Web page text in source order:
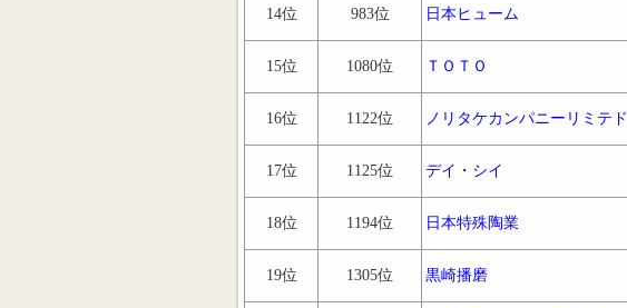
14位 983位 日本ヒューム
15位 1080位 ＴＯＴＯ
16位 1122位 ノリタケカンパニーリミテド
17位 1125位 デイ・シイ
18位 1194位 日本特殊陶業
19位 1305位 黒崎播磨